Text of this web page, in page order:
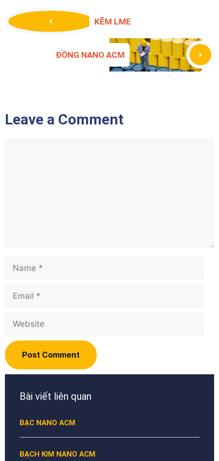
KẼM LME
ĐỒNG NANO ACM
Leave a Comment
Name
Email
Website
Bài viết liên quan
BẠC NANO ACM
BẠCH KIM NANO ACM